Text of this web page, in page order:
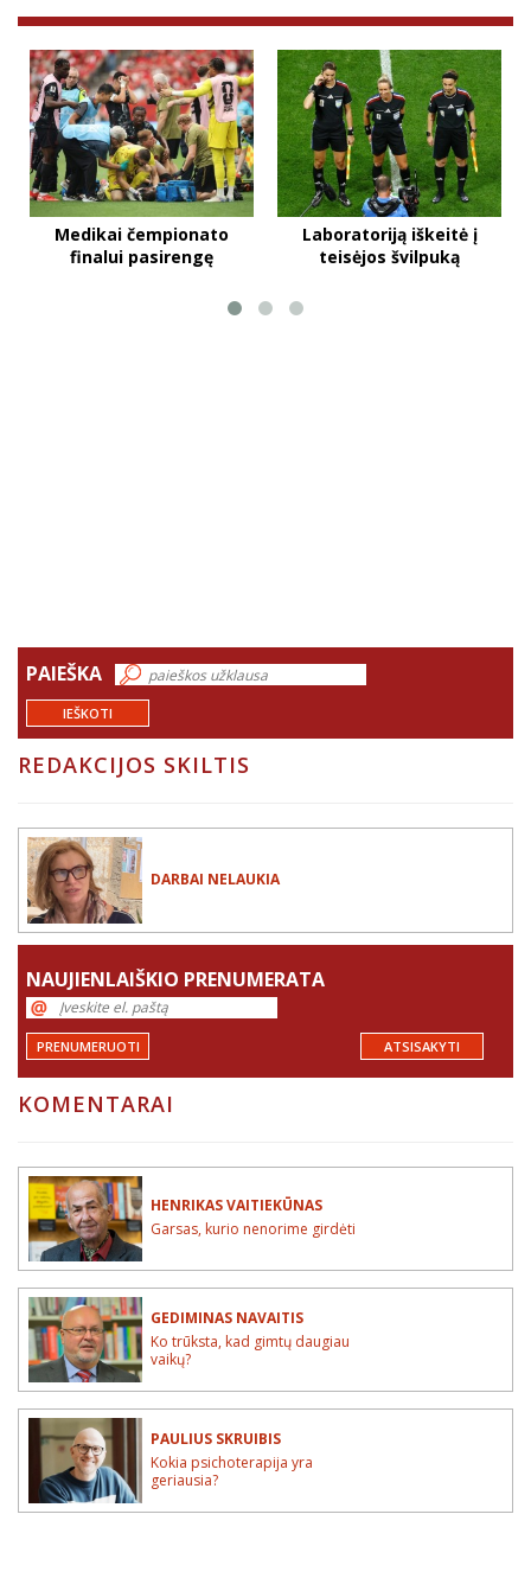
Medikai čempionato
finalui pasirengę
Laboratoriją iškeitė į
teisėjos švilpuką
PAIEŠKA
IEŠKOTI
REDAKCIJOS SKILTIS
DARBAI NELAUKIA
NAUJIENLAIŠKIO PRENUMERATA
PRENUMERUOTI ATSISAKYTI
KOMENTARAI
HENRIKAS VAITIEKŪNAS
Garsas, kurio nenorime girdėti
GEDIMINAS NAVAITIS
Ko trūksta, kad gimtų daugiau
vaikų?
PAULIUS SKRUIBIS
Kokia psichoterapija yra
geriausia?